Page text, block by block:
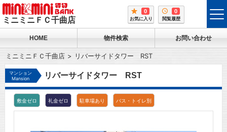
ミニミニＦＣ千曲店
0
お気に入り
0
閲覧履歴
HOME 物件検索 お問い合わせ
ミニミニＦＣ千曲店 リバーサイドタワー RST
マンション
Mansion
リバーサイドタワー RST
敷金ゼロ 礼金ゼロ 駐車場あり バス・トイレ別